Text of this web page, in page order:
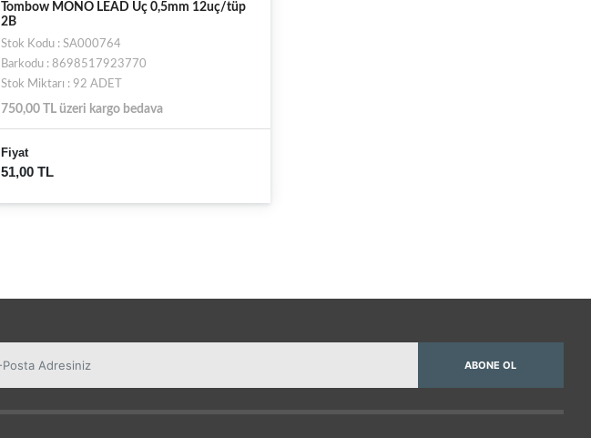
Tombow MONO LEAD Uç 0,5mm 12uç/tüp
2B
Stok Kodu : SA000764
Barkodu : 8698517923770
Stok Miktarı : 92 ADET
750,00 TL üzeri kargo bedava
Fiyat
51,00 TL
ABONE OL